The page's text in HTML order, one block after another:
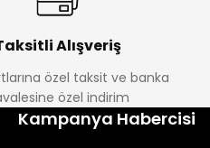
Alışveriş
özel taksit ve banka
özel indirim
Kampanya Habercisi